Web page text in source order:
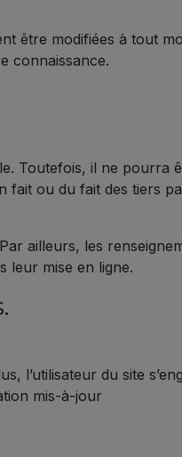
être modifiées à tout
connaissance.
Toutefois, il ne pourra
fait ou du fait des tiers
ailleurs, les
leur mise en ligne.
l’utilisateur du site
mis-à-jour